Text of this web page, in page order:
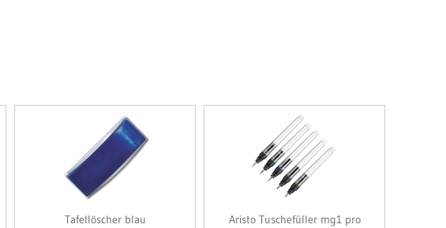
Tafellöscher blau
Aristo Tuschefüller mg1 pro